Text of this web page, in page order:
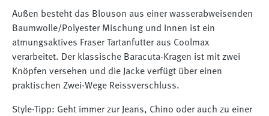
Außen besteht das Blouson aus einer wasserabweisenden
Baumwolle/Polyester Mischung und Innen ist ein
atmungsaktives Fraser Tartanfutter aus Coolmax
verarbeitet. Der klassische Baracuta-Kragen ist mit zwei
Knöpfen versehen und die Jacke verfügt über einen
praktischen Zwei-Wege Reissverschluss.
Style-Tipp: Geht immer zur Jeans, Chino oder auch zu einer